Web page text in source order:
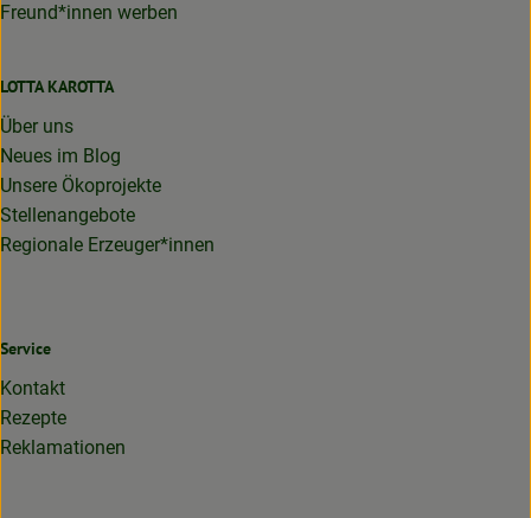
Freund*innen werben
LOTTA KAROTTA
Über uns
Neues im Blog
Unsere Ökoprojekte
Stellenangebote
Regionale Erzeuger*innen
Service
Kontakt
Rezepte
Reklamationen